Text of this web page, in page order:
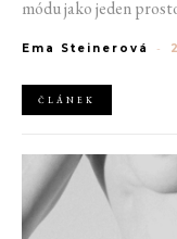
módu jako jeden
klasické týdny módy
Ema Steinerová -
ČLÁNEK